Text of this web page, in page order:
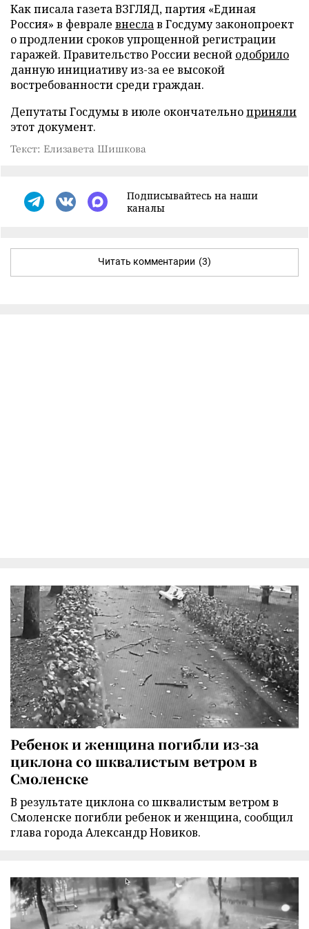
Как писала газета ВЗГЛЯД, партия «Единая
Россия» в феврале внеслав Госдуму законопроект
о продлении сроков упрощенной регистрации
гаражей. Правительство России весной одобрило
данную инициативу из-за ее высокой
востребованности среди граждан.
Депутаты Госдумы в июле окончательноприняли
этот документ.
Текст: Елизавета Шишкова
Подписывайтесь на наши
каналы
Читать комментарии (3)
Ребенок и женщина погибли из-за
циклона со шквалистым ветром в
Смоленске
В результате циклона со шквалистым ветром в
Смоленске погибли ребенок и женщина, сообщил
глава города Александр Новиков.